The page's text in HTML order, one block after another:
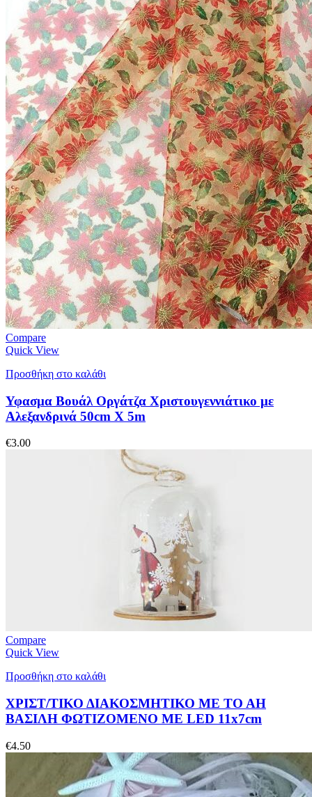
Compare
Quick View
Προσθήκη στο καλάθι
Υφασμα Βουάλ Οργάτζα Χριστουγεννιάτικο με
Αλεξανδρινά 50cm X 5m
€3.00
Compare
Quick View
Προσθήκη στο καλάθι
ΧΡΙΣΤ/ΤΙΚΟ ΔΙΑΚΟΣΜΗΤΙΚΟ ΜΕ ΤΟ ΑΗ
ΒΑΣΙΛΗ ΦΩΤΙΖΟΜΕΝΟ ΜΕ LED 11x7cm
€4.50